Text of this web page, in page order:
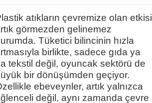
atıkların çevremize olan etkisi
görmezden gelinemez
Tüketici bilincinin hızla
birlikte, sadece gıda ya
tekstil değil, oyuncak sektörü de
bir dönüşümden geçiyor.
ebeveynler, artık yalnızca
değil, aynı zamanda çevre